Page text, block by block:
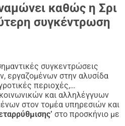
τροφίμων, αυτόχθονες
και μετανάστες σε
κινήματα. Αυτή η ευρεία
της Γης Διεθνώς, το Διεθνές
Γυναικών, το Κίνημα
Αλληλέγγυας Οικονομίας και
στο τραπέζι.
καθώς η Σρι
συγκέντρωση
συγκεντρώσεις
στην αλυσίδα
περιοχές,
και αλληλέγγυων
στον τομέα υπηρεσιών και
στο προσκήνιο με